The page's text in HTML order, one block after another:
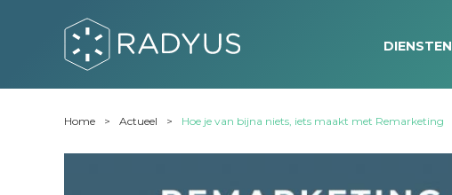
DIENSTEN
Home Actueel Hoe je van bijna niets, iets maakt met Remarketing